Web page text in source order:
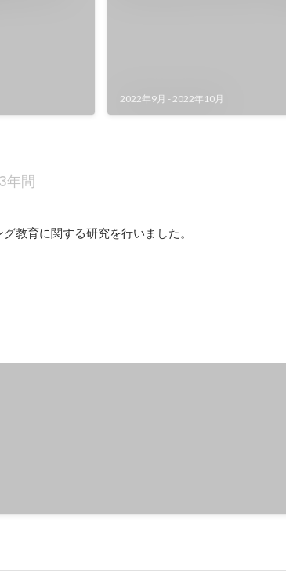
2022年9月 -2022年10月
3年間
教育に関する研究を行いました。